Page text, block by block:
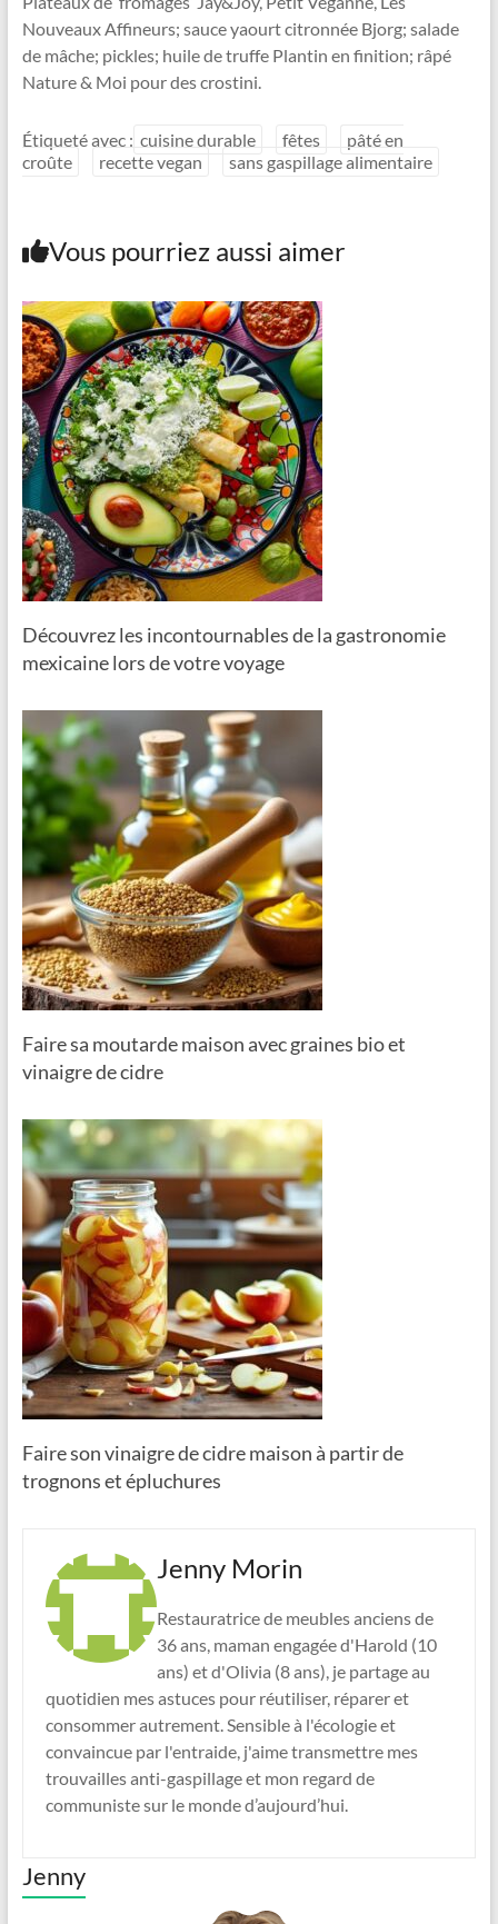
Nouveaux Affineurs; sauce yaourt citronnée Bjorg; salade
de mâche; pickles; huile de truffe Plantin en finition; râpé
Nature & Moi pour des crostini.
Étiqueté avec : cuisine durable fêtes
pâté en
croûte
recette vegan sans gaspillage alimentaire
Vous pourriez aussi aimer
Découvrez les incontournables de la gastronomie
mexicaine lors de votre voyage
Faire sa moutarde maison avec graines bio et
vinaigre de cidre
Faire son vinaigre de cidre maison à partir de
trognons et épluchures
Jenny Morin
Restauratrice de meubles anciens de
36 ans, maman engagée d'Harold (10
ans) et d'Olivia (8 ans), je partage au
quotidien mes astuces pour réutiliser, réparer et
consommer autrement. Sensible à l'écologie et
convaincue par l'entraide, j'aime transmettre mes
trouvailles anti-gaspillage et mon regard de
communiste sur le monde d’aujourd’hui.
Jenny